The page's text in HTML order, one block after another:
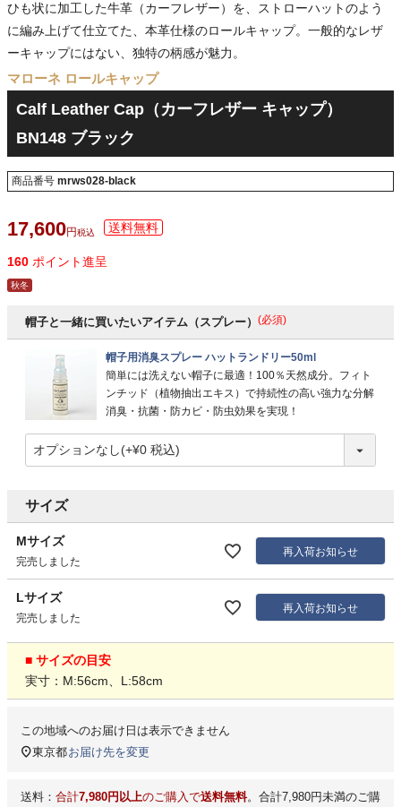
ひも状に加工した牛革（カーフレザー）を、ストローハットのよう
に編み上げて仕立てた、本革仕様のロールキャップ。一般的なレザ
ーキャップにはない、独特の柄感が魅力。
マローネ ロールキャップ
Calf Leather Cap（カーフレザー キャップ）
BN148 ブラック
商品番号 mrws028-black
17,600 税込
160 ポイント進呈
秋冬
帽子と一緒に買いたいアイテム（スプレー） (必須)
帽子用消臭スプレー ハットランドリー50ml
簡単には洗えない帽子に最適！100％天然成分。フィト
ンチッド（植物抽出エキス）で持続性の高い強力な分解
消臭・抗菌・防カビ・防虫効果を実現！
サイズ
Mサイズ
完売しました
再入荷お知らせ
Lサイズ
完売しました
再入荷お知らせ
■ サイズの目安
実寸：M:56cm、L:58cm
この地域へのお届け日は表示できません
東京都お届け先を変更
送料： 合計7,980円以上のご購入で送料無料。合計7,980円未満のご購